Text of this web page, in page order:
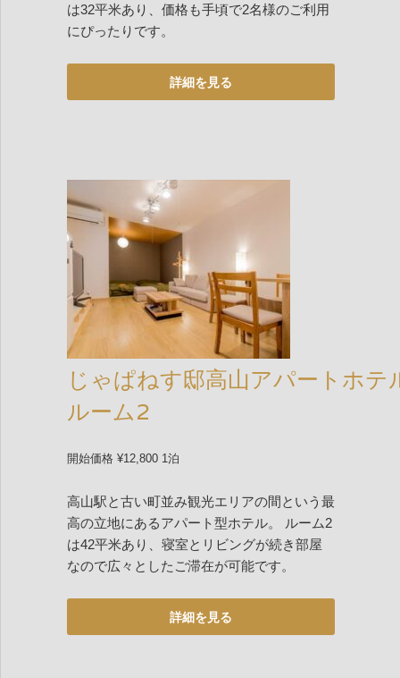
は32平米あり、価格も手頃で2名様のご利用
にぴったりです。
じゃぱねす邸高山アパートホテ
ルーム2
開始価格 ¥12,800 1泊
高山駅と古い町並み観光エリアの間という最
高の立地にあるアパート型ホテル。 ルーム2
は42平米あり、寝室とリビングが続き部屋
なので広々としたご滞在が可能です。